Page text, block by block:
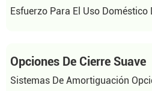
Esfuerzo Para El Uso Doméstico
Opciones De Cierre Suave
Sistemas De Amortiguación